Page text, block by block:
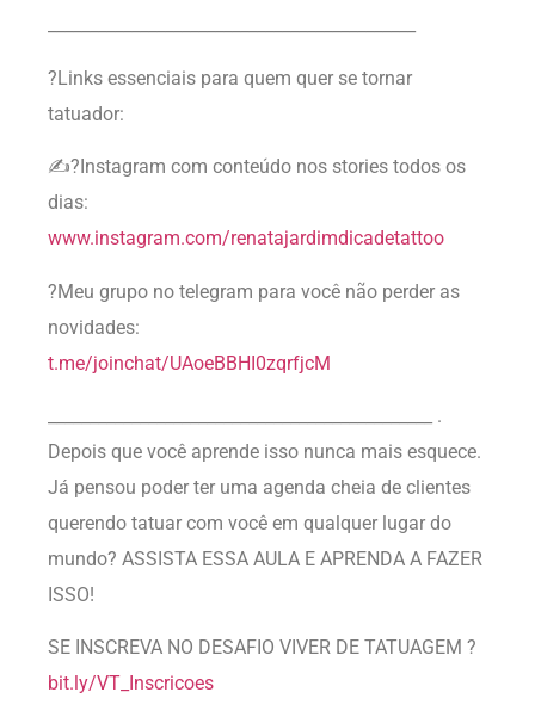
?Links essenciais para quem quer se tornar
tatuador:
✍?Instagram com conteúdo nos stories todos os
dias:
www.instagram.com/renatajardimdicadetattoo
?Meu grupo no telegram para você não perder as
novidades:
t.me/joinchat/UAoeBBHI0zqrfjcM
______________________________________________ .
Depois que você aprende isso nunca mais esquece.
Já pensou poder ter uma agenda cheia de clientes
querendo tatuar com você em qualquer lugar do
mundo? ASSISTA ESSA AULA E APRENDA A FAZER
ISSO!
SE INSCREVA NO DESAFIO VIVER DE TATUAGEM ?
bit.ly/VT_Inscricoes